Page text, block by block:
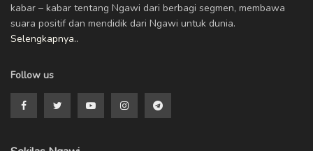
kabar – kabar tentang Ngawi dari berbagi segmen, membawa
suara positif dan mendidik dari Ngawi untuk dunia.
Selengkapnya..
Follow us